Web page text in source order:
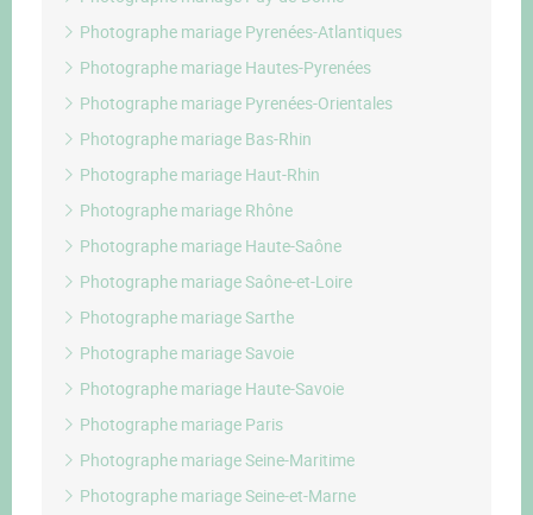
Photographe mariage Pyrenées-Atlantiques
Photographe mariage Hautes-Pyrenées
Photographe mariage Pyrenées-Orientales
Photographe mariage Bas-Rhin
Photographe mariage Haut-Rhin
Photographe mariage Rhône
Photographe mariage Haute-Saône
Photographe mariage Saône-et-Loire
Photographe mariage Sarthe
Photographe mariage Savoie
Photographe mariage Haute-Savoie
Photographe mariage Paris
Photographe mariage Seine-Maritime
Photographe mariage Seine-et-Marne